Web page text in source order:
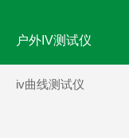
户外IV测试仪
iv曲线测试仪